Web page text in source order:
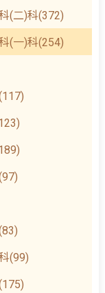
(二)科(372)
(一)科(254)
(99)